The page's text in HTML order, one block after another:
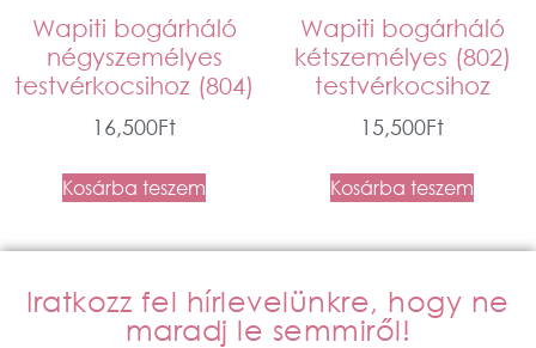
Wapiti bogárháló
négyszemélyes
testvérkocsihoz (804)
16,500Ft
Kosárba teszem
Wapiti bogárháló
kétszemélyes (802)
testvérkocsihoz
15,500Ft
Kosárba teszem
Iratkozz fel hírlevelünkre, hogy ne
maradj le semmiről!